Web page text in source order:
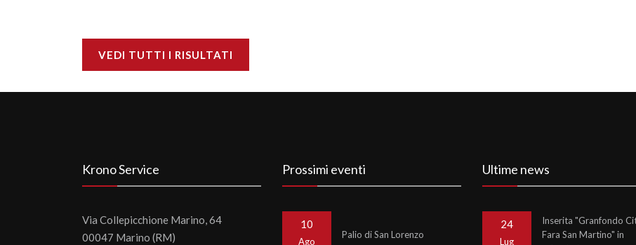
VEDI TUTTI I RISULTATI
Krono Service
Via Collepicchione Marino, 64
00047 Marino (RM)
Prossimi eventi
10
Ago
Palio di San Lorenzo
Ultime news
24
Lug
Inserita "Granfondo
Fara San Martino" in